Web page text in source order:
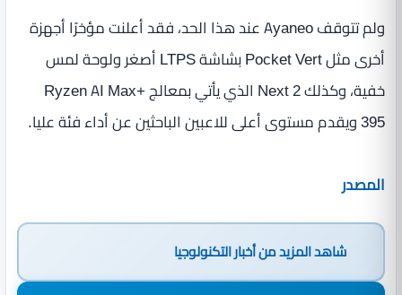
ولم تتوقف Ayaneo عند هذا الحد، فقد أعلنت مؤخرًا أجهزة
أخرى مثل Pocket Vert بشاشة LTPS أصغر ولوحة لمس
خفية، وكذلك Next 2 الذي يأتي بمعالج Ryzen AI Max+
395 ويقدم مستوى أعلى للاعبين الباحثين عن أداء فئة عليا.
المصدر
شاهد المزيد منأخبار التكنولوجيا